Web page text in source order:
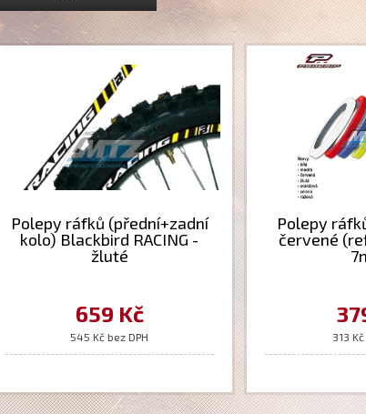
Polepy ráfků (přední+zadní
kolo) Blackbird RACING -
žluté
659 Kč
545 Kč bez DPH
Polepy
červené
313